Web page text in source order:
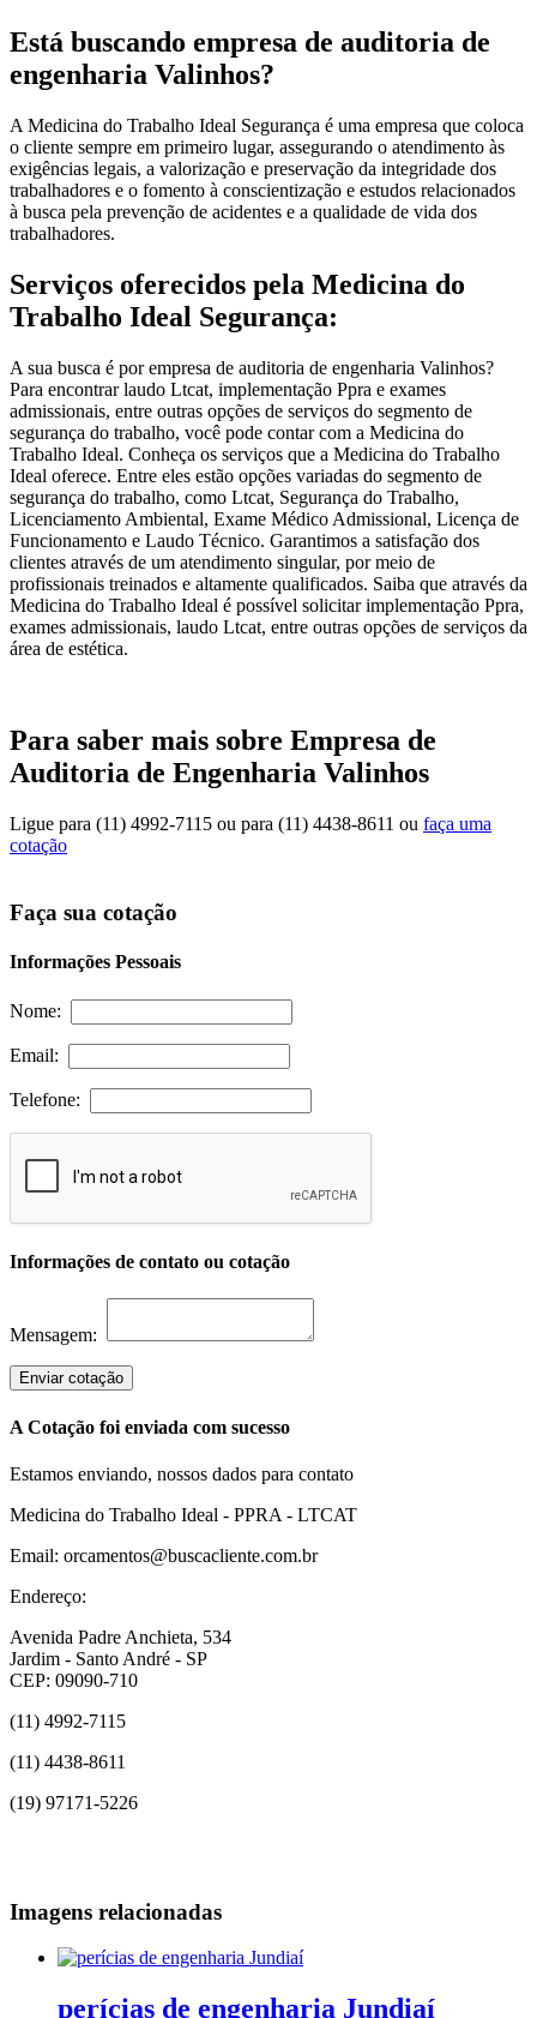
Está buscando empresa de auditoria de
engenharia Valinhos?
A Medicina do Trabalho Ideal Segurança é uma empresa que coloca
o cliente sempre em primeiro lugar, assegurando o atendimento às
exigências legais, a valorização e preservação da integridade dos
trabalhadores e o fomento à conscientização e estudos relacionados
à busca pela prevenção de acidentes e a qualidade de vida dos
trabalhadores.
Serviços oferecidos pela Medicina do
Trabalho Ideal Segurança:
A sua busca é por empresa de auditoria de engenharia Valinhos?
Para encontrar laudo Ltcat, implementação Ppra e exames
admissionais, entre outras opções de serviços do segmento de
segurança do trabalho, você pode contar com a Medicina do
Trabalho Ideal. Conheça os serviços que a Medicina do Trabalho
Ideal oferece. Entre eles estão opções variadas do segmento de
segurança do trabalho, como Ltcat, Segurança do Trabalho,
Licenciamento Ambiental, Exame Médico Admissional, Licença de
Funcionamento e Laudo Técnico. Garantimos a satisfação dos
clientes através de um atendimento singular, por meio de
profissionais treinados e altamente qualificados. Saiba que através da
Medicina do Trabalho Ideal é possível solicitar implementação Ppra,
exames admissionais, laudo Ltcat, entre outras opções de serviços da
área de estética.
Para saber mais sobre Empresa de
Auditoria de Engenharia Valinhos
Ligue para (11) 4992-7115 ou para (11) 4438-8611 ou faça uma
cotação
Faça sua cotação
Informações Pessoais
Nome:
Email:
Telefone:
Informações de contato ou cotação
Mensagem:
Enviar cotação
A Cotação foi enviada com sucesso
Estamos enviando, nossos dados para contato
Medicina do Trabalho Ideal - PPRA - LTCAT
Email: orcamentos@buscacliente.com.br
Endereço:
Avenida Padre Anchieta, 534
Jardim - Santo André - SP
CEP: 09090-710
(11) 4992-7115
(11) 4438-8611
(19) 97171-5226
Imagens relacionadas
perícias de engenharia Jundiaí